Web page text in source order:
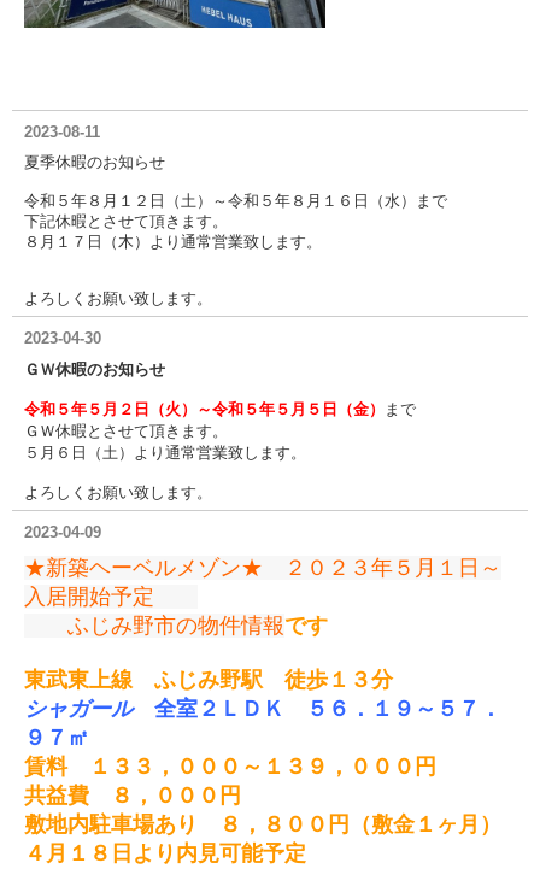
2023-08-11
夏季休暇のお知らせ
令和５年８月１２日（土）～令和５年８月１６日（水）まで
下記休暇とさせて頂きます。
８月１７日（木）より通常営業致します。
よろしくお願い致します。
2023-04-30
ＧＷ休暇のお知らせ
令和５年５月２日（火）～令和５年５月５日（金）
まで
ＧＷ休暇とさせて頂きます。
５月６日（土）より通常営業致します。
よろしくお願い致します。
2023-04-09
★新築ヘーベルメゾン★ ２０２３年５月１日～
入居開始予定
ふじみ野市の物件情報です
東武東上線 ふじみ野駅 徒歩１３分
シャガール全室２ＬＤＫ ５６．１９～５７．
９７㎡
賃料 １３３，０００～１３９，０００円
共益費 ８，０００円
敷地内駐車場あり ８，８００円（敷金１ヶ月）
４月１８日より内見可能予定